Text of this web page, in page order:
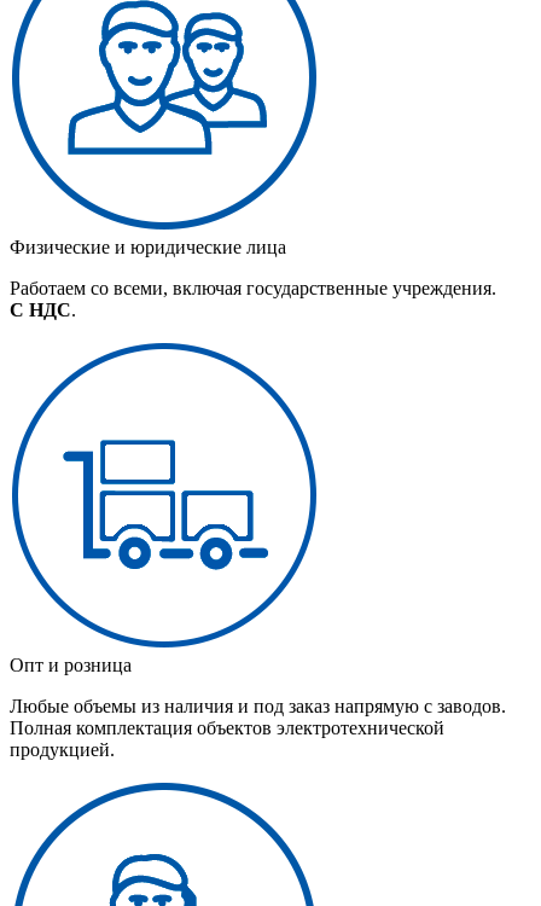
Физические и юридические лица
Работаем со всеми, включая государственные учреждения.
С НДС.
Опт и розница
Любые объемы из наличия и под заказ напрямую с заводов.
Полная комплектация объектов электротехнической
продукцией.